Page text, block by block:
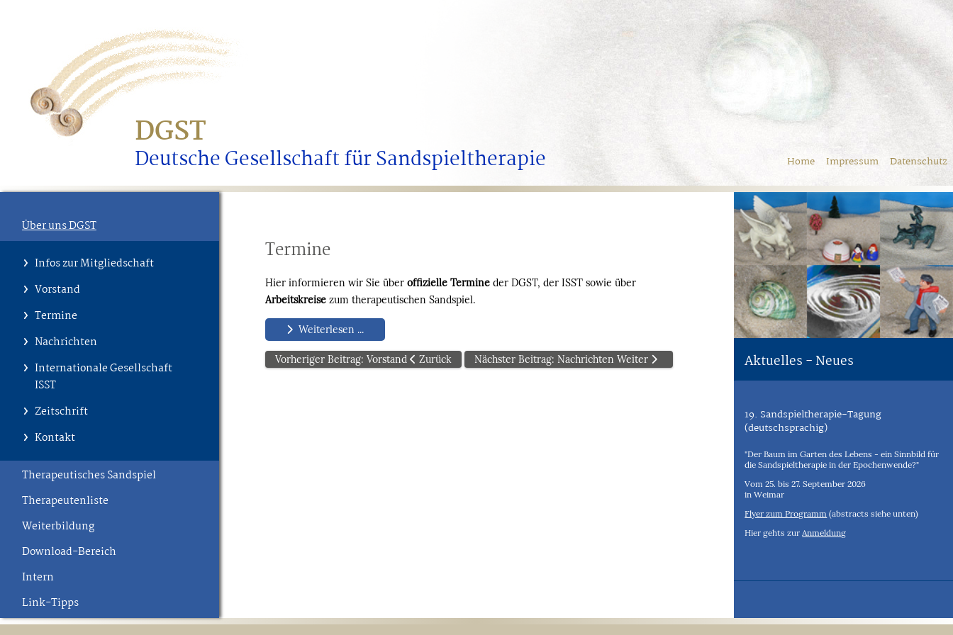
DGST
Deutsche Gesellschaft für Sandspieltherapie Home Impressum Datenschutz
Über uns DGST
Infos zur Mitgliedschaft
Vorstand
Termine
Nachrichten
Internationale Gesellschaft
ISST
Zeitschrift
Kontakt
Therapeutisches Sandspiel
Therapeutenliste
Weiterbildung
Download-Bereich
Intern
Link-Tipps
Termine
Hier informieren wir Sie überoffizielle Termine der DGST, der ISST sowie über
Arbeitskreise zum therapeutischen Sandspiel.
Weiterlesen ...
Vorheriger Beitrag: Vorstand Zurück Nächster Beitrag: NachrichtenWeiter Aktuelles - Neues
19. Sandspieltherapie-Tagung
(deutschsprachig)
"Der Baum im Garten des Lebens - ein Sinnbild für
die Sandspieltherapie in der Epochenwende?"
Vom 25. bis 27. September 2026
in Weimar
Flyer zum Programm (abstracts siehe unten)
Hier gehts zur Anmeldung